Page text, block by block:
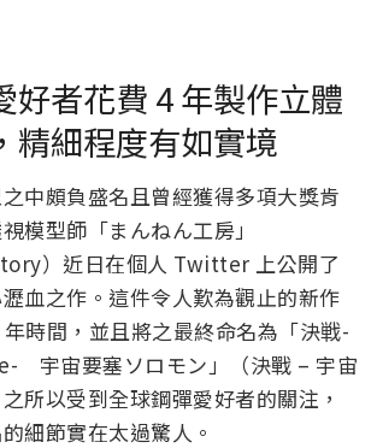
好者花費 4 年製作立體
精細程度有如實境
中頗負盛名且曾經獲得多項大獎肯
模型師「まんねん工房」
）近日在個人 Twitter 上公開了
血之作。這件令人歎為觀止的新作
時間，並且將之最終命名為「決戦-
宇宙要塞ソロモン」（決戰 – 宇宙
所以受到全球鋼彈愛好者的關注，
細節實在太過驚人。